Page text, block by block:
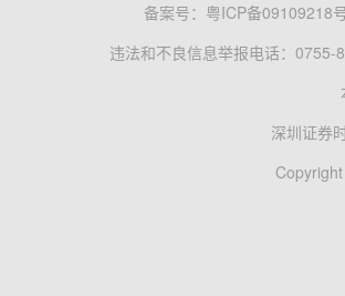
备案号： 粤ICP备09109218
违法和不良信息举报电话：0755-
深圳证券